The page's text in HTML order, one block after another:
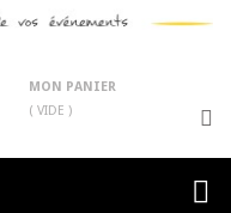
MON PANIER
( VIDE )